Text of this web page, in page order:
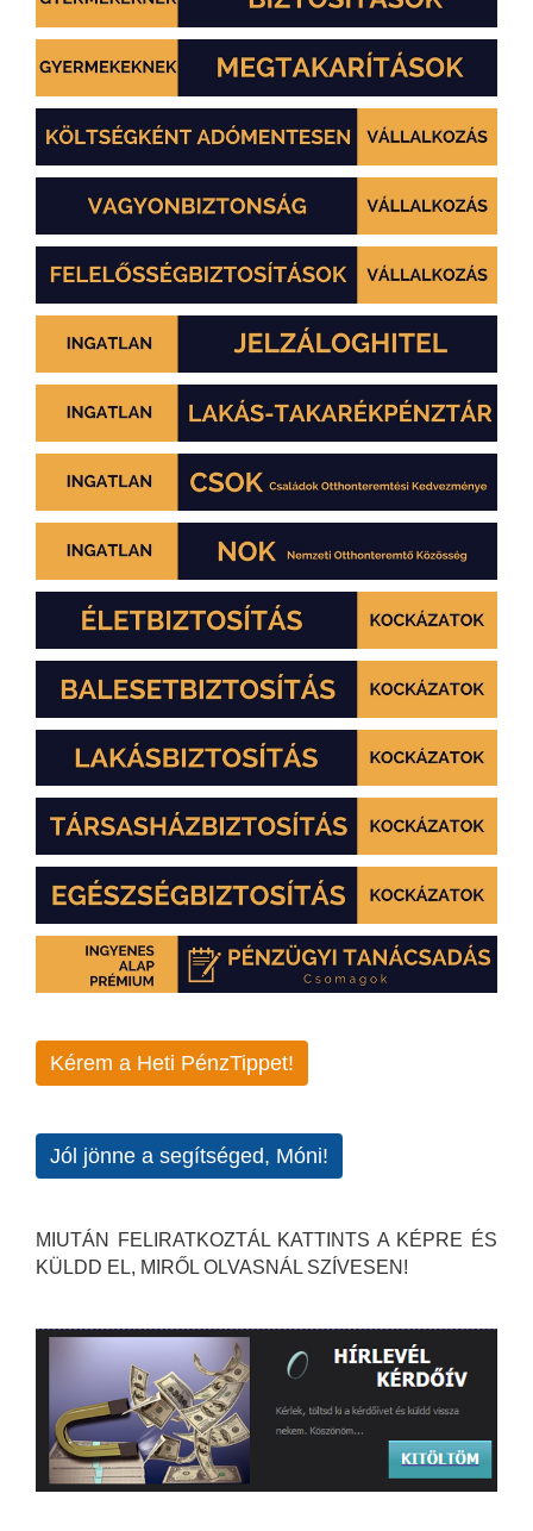
Kérem a Heti PénzTippet!
Jól jönne a segítséged, Móni!
MIUTÁN FELIRATKOZTÁL KATTINTS A KÉPRE ÉS
KÜLDD EL, MIRŐL OLVASNÁL SZÍVESEN!